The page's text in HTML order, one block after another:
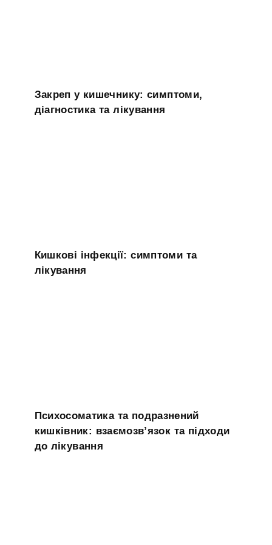
Закреп у кишечнику: симптоми,
діагностика та лікування
Кишкові інфекції: симптоми та
лікування
Психосоматика та подразнений
кишківник: взаємозв’язок та підходи
до лікування